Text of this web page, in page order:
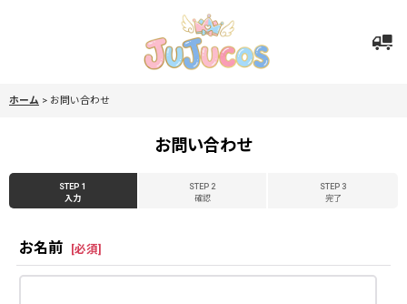
ホーム > お問い合わせ
お問い合わせ
STEP 1
入力
STEP 2
確認
STEP 3
完了
お名前 [必須]